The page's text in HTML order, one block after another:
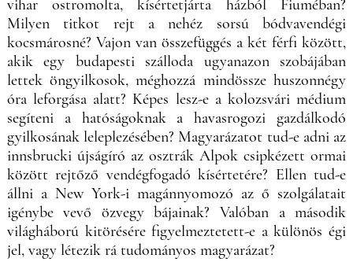
vihar ostromolta, kísértetjárta házból Fiuméban?
Milyen titkot rejt a nehéz sorsú bódvavendégi
kocsmárosné? Vajon van összefüggés a két férfi között,
akik egy budapesti szálloda ugyanazon szobájában
lettek öngyilkosok, méghozzá mindössze huszonnégy
óra leforgása alatt? Képes lesz-e a kolozsvári médium
segíteni a hatóságoknak a havasrogozi gazdálkodó
gyilkosának leleplezésében? Magyarázatot tud-e adni az
innsbrucki újságíró az osztrák Alpok csipkézett ormai
között rejtőző vendégfogadó kísértetére? Ellen tud-e
állni a New York-i magánnyomozó az ő szolgálatait
igénybe vevő özvegy bájainak? Valóban a második
világháború kitörésére figyelmeztetett-e a különös égi
jel, vagy létezik rá tudományos magyarázat?